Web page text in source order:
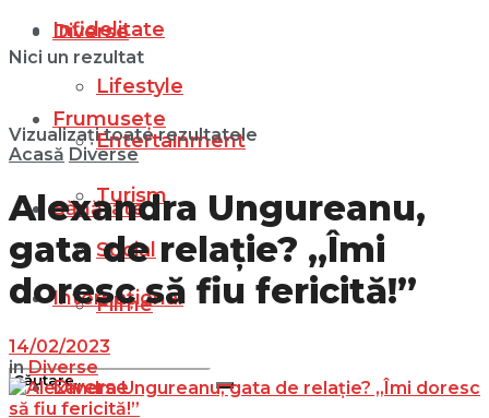
Diverse
Lifestyle
Entertainment
Turism
Social
Filme
Infidelitate
Frumusețe
Sănătate
Internațional
Diverse
Nici un rezultat
Vizualizați toate rezultatele
Acasă Diverse
Alexandra Ungureanu,
gata de relație? „Îmi
doresc să fiu fericită!”
14/02/2023
in Diverse